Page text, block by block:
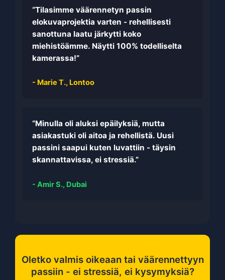
“Tilasimme väärennetyn passin
elokuvaprojektia varten - rehellisesti
sanottuna laatu järkytti koko
miehistöämme. Näytti 100% todelliselta
kamerassa!”
- Marie T., Lontoo
“Minulla oli aluksi epäilyksiä, mutta
asiakastuki oli aitoa ja rehellistä. Uusi
passini saapui kuten luvattiin - täysin
skannattavissa, ei stressiä.”
- Amir S., Dubai
Oletko valmis oikeaan tai väärennettyyn
passiin - ei stressiä, ei kysymyksiä?